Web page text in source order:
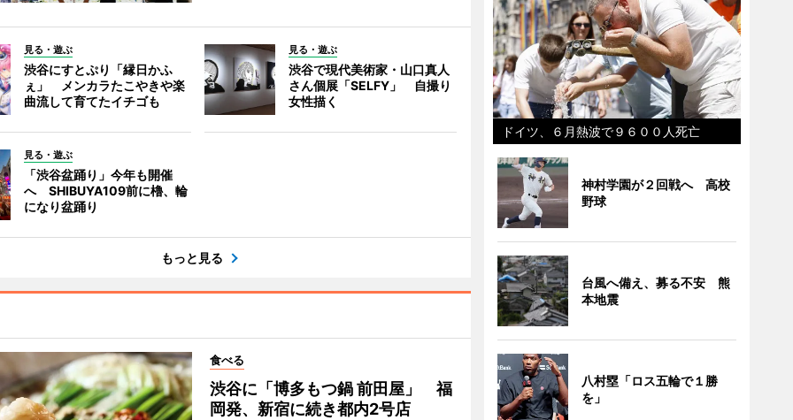
見る・遊ぶ
渋谷にすとぷり「縁日かふ
ぇ」 メンカラたこやきや楽
曲流して育てたイチゴも
見る・遊ぶ
渋谷で現代美術家・山口真人
さん個展「SELFY」 自撮り
女性描く
見る・遊ぶ
「渋谷盆踊り」今年も開催
へ SHIBUYA109前に櫓、輪
になり盆踊り
もっと見る
食べる
渋谷に「博多もつ鍋 前田屋」 福
岡発、新宿に続き都内2号店
ドイツ、６月熱波で９６００人死亡
神村学園が２回戦へ 高校
野球
台風へ備え、募る不安 熊
本地震
八村塁「ロス五輪で１勝
を」